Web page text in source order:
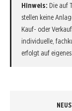
Hinweis: Die auf
stellen keine
Kauf- oder
individuelle,
erfolgt auf